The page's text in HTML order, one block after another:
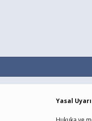
Yasal Uyarı